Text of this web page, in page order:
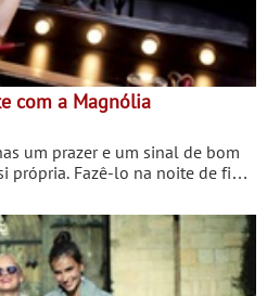
com a Magnólia
um prazer e um sinal de bom
própria. Fazê-lo na noite de fim
confiança no futuro!